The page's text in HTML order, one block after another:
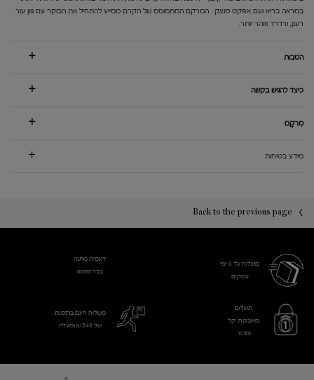
במראה בריא ועם אפקט מוצק . המרקם המתמוסס של הקרם מסייע להתחיל את הבוקר עם גוון עור
רענן, ורדרד וזוהר יותר.
הטבות
כיצד להגיש בקשה
מִרקָם
מידע בטיחות
Back to the previous page
משלוח עד 6 ימי
עסקים​
דוגמית מתנה
בכל הזמנה
תשלום
מאובטח, קל
ומהיר
משלוח חינם בהזמנת
של 249 ₪ ומעלה